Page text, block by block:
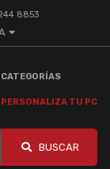
8853
CATEGORÍAS
PERSONALIZA TU PC
BUSCAR